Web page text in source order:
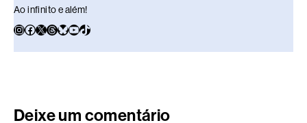
Ao infinito e além!
Deixe um comentário